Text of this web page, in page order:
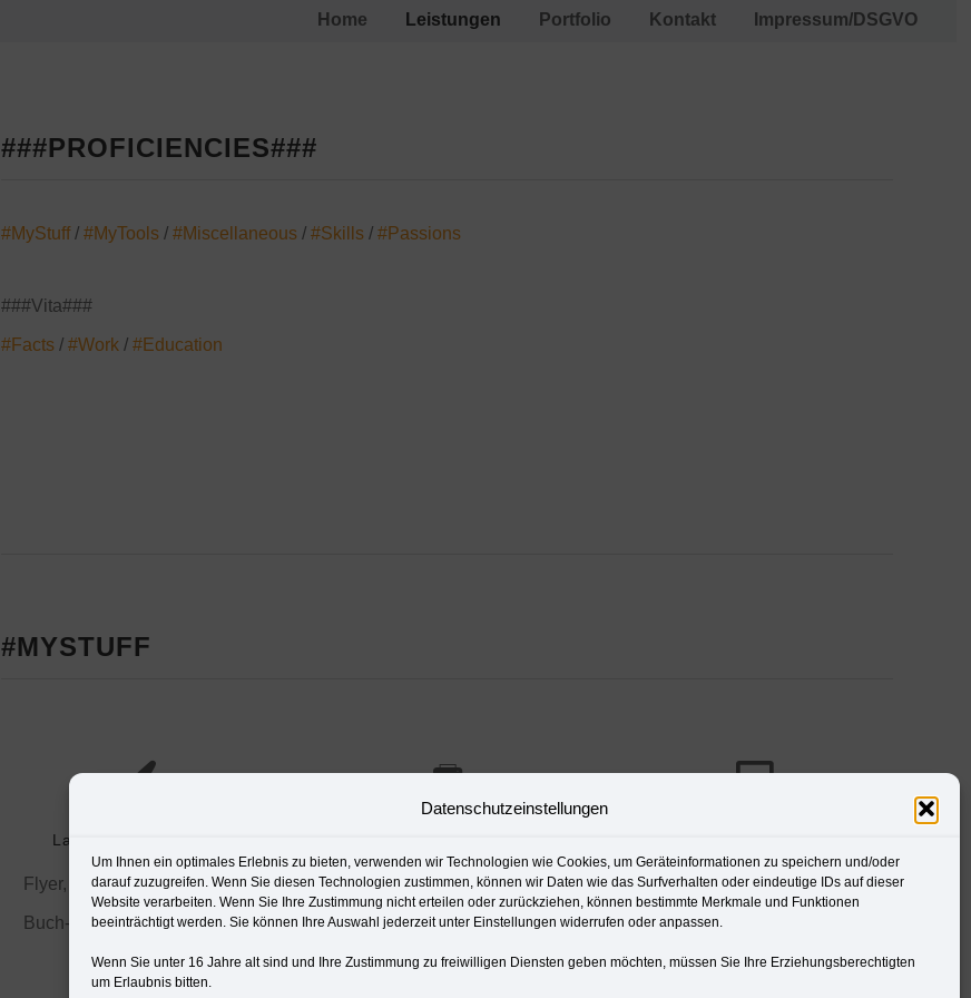
Datenschutzeinstellungen
Um Ihnen ein optimales Erlebnis zu bieten, verwenden wir Technologien wie Cookies, um Geräteinformationen zu speichern und/oder
darauf zuzugreifen. Wenn Sie diesen Technologien zustimmen, können wir Daten wie das Surfverhalten oder eindeutige IDs auf dieser
Website verarbeiten. Wenn Sie Ihre Zustimmung nicht erteilen oder zurückziehen, können bestimmte Merkmale und Funktionen
beeinträchtigt werden. Sie können Ihre Auswahl jederzeit unter Einstellungen widerrufen oder anpassen.
Wenn Sie unter 16 Jahre alt sind und Ihre Zustimmung zu freiwilligen Diensten geben möchten, müssen Sie Ihre Erziehungsberechtigten
um Erlaubnis bitten.
Home Leistungen Portfolio Kontakt Impressum/DSGVO
###PROFICIENCIES###
#MyStuff/#MyTools /#Miscellaneous /#Skills /#Passions
###Vita###
#Facts /#Work /#Education
#MYSTUFF
Layout / Grafikdesign
Flyer, Plakate, Broschüren, ...
Buch- und Zeitschriftenlayout
Freistellen, Retusche,
Reinzeichnen, ...
Konzeption, Erstellung, SEO,
Pflege, Analyse,
Content-Management, ...